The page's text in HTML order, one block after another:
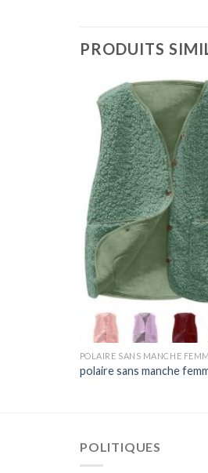
PRODUITS
POLAIRE SANS MANCHE
polaire sans manche
POLITIQUES